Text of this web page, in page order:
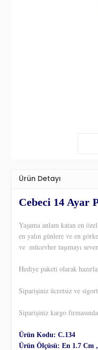
Ürün Detayı
Cebeci 14 Ayar
Yaşama anlam katan en
en yalın günlere ve en
ve mücevher taşımayı
Hediye paketi olarak
Siparişiniz ücretsiz ve
Siparişiniz kargo
Ürün Kodu: C.134
Ürün Ölçüsü: En 1.7 Cm